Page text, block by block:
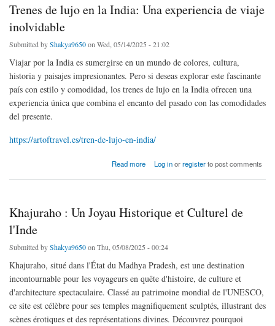
Trenes de lujo en la India: Una experiencia de viaje
inolvidable
Submitted byShakya9650on Wed, 05/14/2025 - 21:02
Viajar por la India es sumergirse en un mundo de colores, cultura,
historia y paisajes impresionantes. Pero si deseas explorar este fascinante
país con estilo y comodidad, los trenes de lujo en la India ofrecen una
experiencia única que combina el encanto del pasado con las comodidades
del presente.
https://artoftravel.es/tren-de-lujo-en-india/
Read more
about Trenes de lujo en la India: Una experiencia de viaje inolvidable
Log inorregisterto post comments
Khajuraho : Un Joyau Historique et Culturel de
l'Inde
Submitted byShakya9650on Thu, 05/08/2025 - 00:24
Khajuraho, situé dans l'État du Madhya Pradesh, est une destination
incontournable pour les voyageurs en quête d'histoire, de culture et
d'architecture spectaculaire. Classé au patrimoine mondial de l'UNESCO,
ce site est célèbre pour ses temples magnifiquement sculptés, illustrant des
scènes érotiques et des représentations divines. Découvrez pourquoi